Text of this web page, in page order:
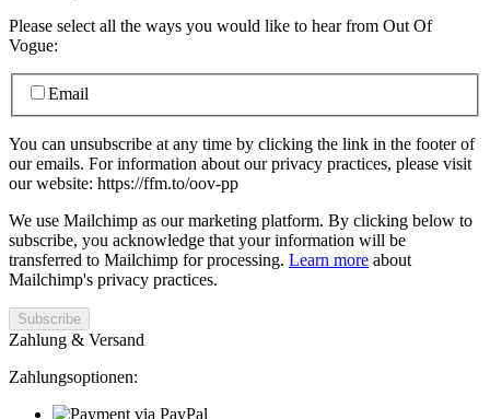
Please select all the ways you would like to hear from Out Of
Vogue:
Email
You can unsubscribe at any time by clicking the link in the footer of
our emails. For information about our privacy practices, please visit
our website: https://ffm.to/oov-pp
We use Mailchimp as our marketing platform. By clicking below to
subscribe, you acknowledge that your information will be
transferred to Mailchimp for processing. Learn more about
Mailchimp's privacy practices.
Zahlung & Versand
Zahlungsoptionen: